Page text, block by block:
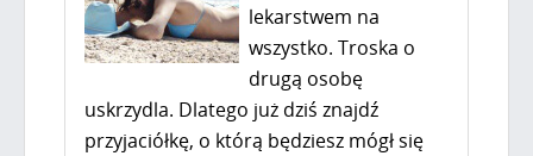
lekarstwem na
wszystko. Troska o
drugą osobę
uskrzydla. Dlatego już dziś znajdź
przyjaciółkę, o którą będziesz mógł się